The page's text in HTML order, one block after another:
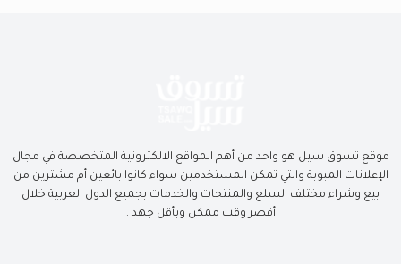
موقع تسوق سيل هو واحد من أهم المواقع الالكترونية المتخصصة في مجال
الإعلانات المبوبة والتي تمكن المستخدمين سواء كانوا بائعين أم مشترين من
بيع وشراء مختلف السلع والمنتجات والخدمات بجميع الدول العربية خلال
أقصر وقت ممكن وبأقل جهد .